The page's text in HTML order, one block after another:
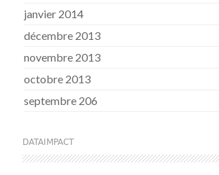
janvier 2014
décembre 2013
novembre 2013
octobre 2013
septembre 206
DATAIMPACT